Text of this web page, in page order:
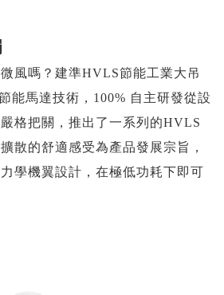
風嗎？建準HVLS節能工業大吊
能馬達技術，100% 自主研發從設
格把關，推出了一系列的HVLS
散的舒適感受為產品發展宗旨，
學機翼設計，在極低功耗下即可